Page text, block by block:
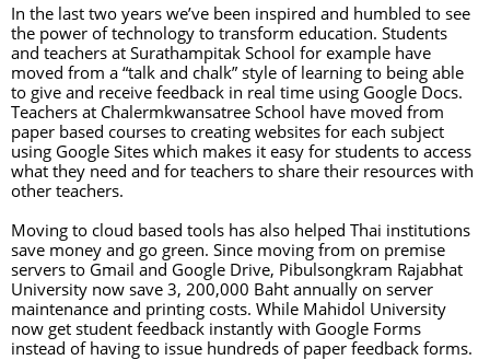
In the last two years we’ve been inspired and humbled to see
the power of technology to transform education. Students
and teachers at Surathampitak School for example have
moved from a “talk and chalk” style of learning to being able
to give and receive feedback in real time using Google Docs.
Teachers at Chalermkwansatree School have moved from
paper based courses to creating websites for each subject
using Google Sites which makes it easy for students to access
what they need and for teachers to share their resources with
other teachers.
Moving to cloud based tools has also helped Thai institutions
save money and go green. Since moving from on premise
servers to Gmail and Google Drive, Pibulsongkram Rajabhat
University now save 3, 200,000 Baht annually on server
maintenance and printing costs. While Mahidol University
now get student feedback instantly with Google Forms
instead of having to issue hundreds of paper feedback forms.